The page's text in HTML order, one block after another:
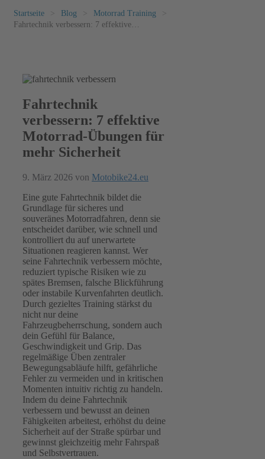
Startseite > Blog > Motorrad Training
>
Fahrtechnik verbessern: 7 effektive
Fahrtechnik
verbessern: 7 effektive
Motorrad‑Übungen für
mehr Sicherheit
9. März 2026 von Motobike24.eu
Eine gute Fahrtechnik bildet die
Grundlage für sicheres und
souveränes Motorradfahren, denn sie
entscheidet darüber, wie schnell und
kontrolliert du auf unerwartete
Situationen reagieren kannst. Wer
seine Fahrtechnik verbessern möchte,
reduziert typische Risiken wie zu
spätes Bremsen, falsche Blickführung
oder instabile Kurvenfahrten deutlich.
Durch gezieltes Training stärkst du
nicht nur deine
Fahrzeugbeherrschung, sondern auch
dein Gefühl für Balance,
Geschwindigkeit und Grip. Das
regelmäßige Üben zentraler
Bewegungsabläufe hilft, gefährliche
Fehler zu vermeiden und in kritischen
Momenten intuitiv richtig zu handeln.
Indem du deine Fahrtechnik
verbessern und bewusst an deinen
Fähigkeiten arbeitest, erhöhst du deine
Sicherheit auf der Straße spürbar und
gewinnst gleichzeitig mehr Fahrspaß
und Selbstvertrauen.